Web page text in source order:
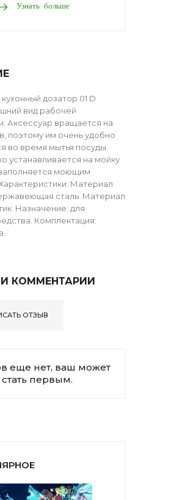
Узнать больше
дозатор 01 D
вид рабочей
Аксессуар вращается на
поэтому им очень удобно
во время мытья посуды.
устанавливается на мойку
моющим
Материал
сталь. Материал
Назначение: для
Комплектация:
КОММЕНТАРИИ
ОТЗЫВ
еще нет, ваш может
стать первым.